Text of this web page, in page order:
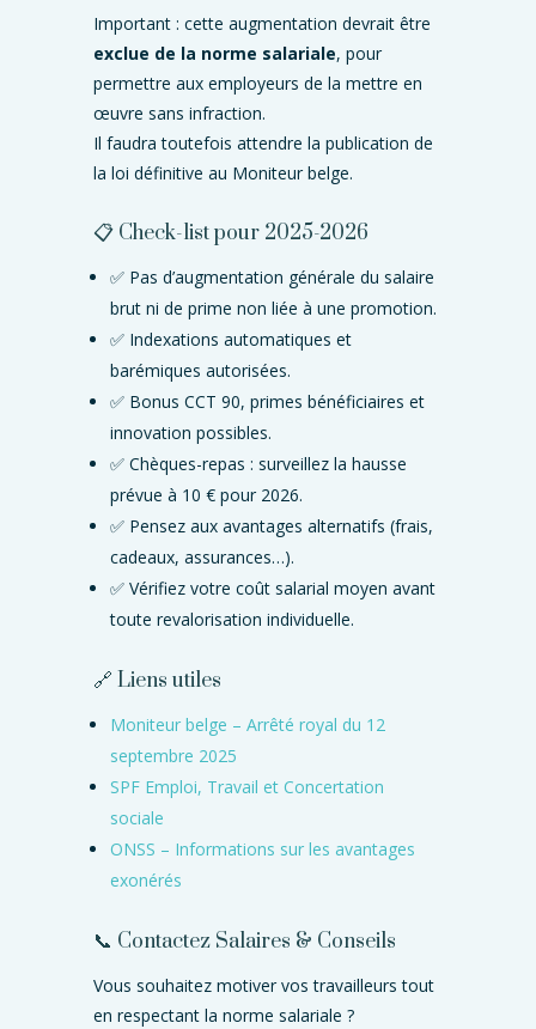
Important : cette augmentation devrait être
exclue de la norme salariale, pour
permettre aux employeurs de la mettre en
œuvre sans infraction.
Il faudra toutefois attendre la publication de
la loi définitive au Moniteur belge.
📋 Check-list pour 2025-2026
✅ Pas d’augmentation générale du salaire
brut ni de prime non liée à une promotion.
✅ Indexations automatiques et
barémiques autorisées.
✅ Bonus CCT 90, primes bénéficiaires et
innovation possibles.
✅ Chèques-repas : surveillez la hausse
prévue à 10 € pour 2026.
✅ Pensez aux avantages alternatifs (frais,
cadeaux, assurances…).
✅ Vérifiez votre coût salarial moyen avant
toute revalorisation individuelle.
🔗 Liens utiles
Moniteur belge – Arrêté royal du 12
septembre 2025
SPF Emploi, Travail et Concertation
sociale
ONSS – Informations sur les avantages
exonérés
📞 Contactez Salaires & Conseils
Vous souhaitez motiver vos travailleurs tout
en respectant la norme salariale ?